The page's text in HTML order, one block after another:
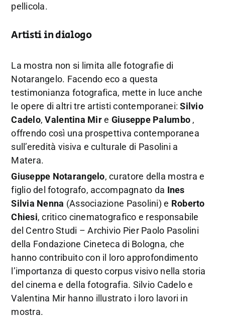
pellicola.
Artisti in dialogo
La mostra non si limita alle fotografie di
Notarangelo. Facendo eco a questa
testimonianza fotografica, mette in luce anche
le opere di altri tre artisti contemporanei:Silvio
Cadelo,Valentina Mire Giuseppe Palumbo ,
offrendo così una prospettiva contemporanea
sull’eredità visiva e culturale di Pasolini a
Matera.
Giuseppe Notarangelo, curatore della mostra e
figlio del fotografo, accompagnato da Ines
Silvia Nenna (Associazione Pasolini) e Roberto
Chiesi, critico cinematografico e responsabile
del Centro Studi – Archivio Pier Paolo Pasolini
della Fondazione Cineteca di Bologna, che
hanno contribuito con il loro approfondimento
l’importanza di questo corpus visivo nella storia
del cinema e della fotografia. Silvio Cadelo e
Valentina Mir hanno illustrato i loro lavori in
mostra.